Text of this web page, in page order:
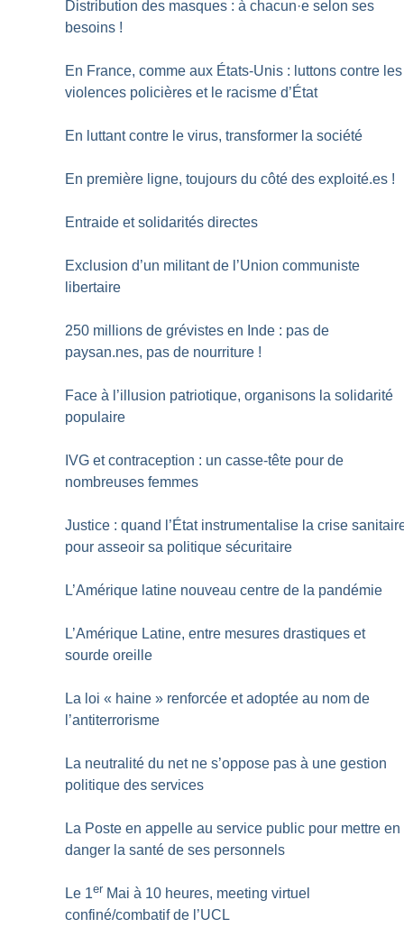
Distribution des masques : à chacun·e selon ses
besoins !
En France, comme aux États-Unis : luttons contre les
violences policières et le racisme d’État
En luttant contre le virus, transformer la société
En première ligne, toujours du côté des exploité.es !
Entraide et solidarités directes
Exclusion d’un militant de l’Union communiste
libertaire
250 millions de grévistes en Inde : pas de
paysan.nes, pas de nourriture !
Face à l’illusion patriotique, organisons la solidarité
populaire
IVG et contraception : un casse-tête pour de
nombreuses femmes
Justice : quand l’État instrumentalise la crise
pour asseoir sa politique sécuritaire
L’Amérique latine nouveau centre de la pandémie
L’Amérique Latine, entre mesures drastiques et
sourde oreille
La loi « haine » renforcée et adoptée au nom de
l’antiterrorisme
La neutralité du net ne s’oppose pas à une gestion
politique des services
La Poste en appelle au service public pour mettre en
danger la santé de ses personnels
Le 1er Mai à 10 heures, meeting virtuel
confiné/combatif de l’UCL